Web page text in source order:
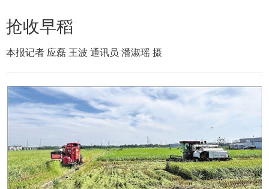
抢收早稻
本报记者 应磊 王波 通讯员 潘淑瑶 摄